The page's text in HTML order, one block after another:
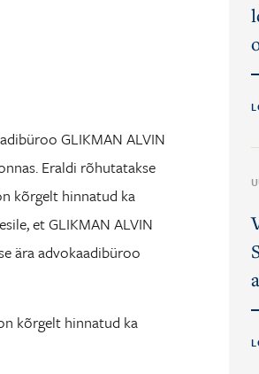
GLIKMAN ALVIN
Eraldi rõhutatakse
kõrgelt hinnatud ka
et GLIKMAN ALVIN
ära advokaadibüroo
kõrgelt hinnatud ka